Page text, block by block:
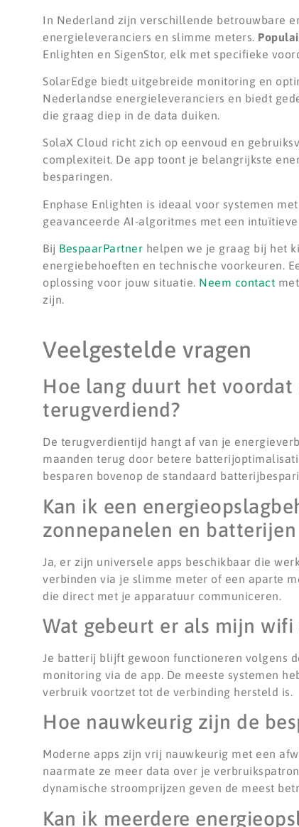
In Nederland zijn verschillende betrouwbare
energieleveranciers en slimme meters.
Enlighten en SigenStor, elk met specifieke
SolarEdge biedt uitgebreide monitoring en
Nederlandse energieleveranciers en biedt
die graag diep in de data duiken.
SolaX Cloud richt zich op eenvoud en
complexiteit. De app toont je belangrijkste
besparingen.
Enphase Enlighten is ideaal voor systemen
geavanceerde AI-algoritmes met een
Bij BespaarPartner helpen we je graag bij het
energiebehoeften en technische voorkeuren.
oplossing voor jouw situatie. Neem contact
zijn.
Veelgestelde vragen
Hoe lang duurt het
terugverdiend?
De terugverdientijd hangt af van je
maanden terug door betere
besparen bovenop de standaard
Kan ik een
zonnepanelen en batterijen
Ja, er zijn universele apps beschikbaar die
verbinden via je slimme meter of een aparte
die direct met je apparatuur communiceren.
Wat gebeurt er als mijn
Je batterij blijft gewoon functioneren volgens
monitoring via de app. De meeste systemen
verbruik voortzet tot de verbinding hersteld is.
Hoe nauwkeurig zijn de
Moderne apps zijn vrij nauwkeurig met een
naarmate ze meer data over je
dynamische stroomprijzen geven de meest
Kan ik meerdere